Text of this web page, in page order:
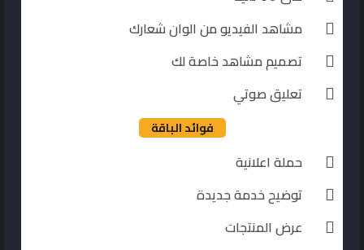
مشاهد الفيديو من الوان شعارك
تصميم مشاهد خاصة لك
تعليق صوتي
فوائد الباقة
حملة اعلانية
توضيح خدمة جديدة
عرض المنتجات